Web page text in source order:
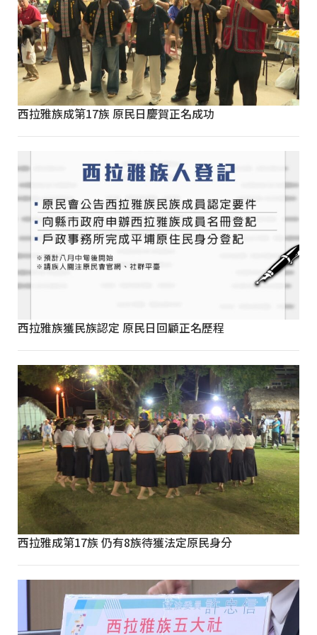
西拉雅族成第17族 原民日慶賀正名成功
西拉雅族獲民族認定 原民日回顧正名歷程
西拉雅成第17族 仍有8族待獲法定原民身分